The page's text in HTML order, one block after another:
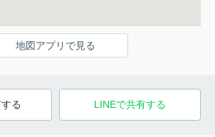
地図アプリで見る
る LINEで共有する